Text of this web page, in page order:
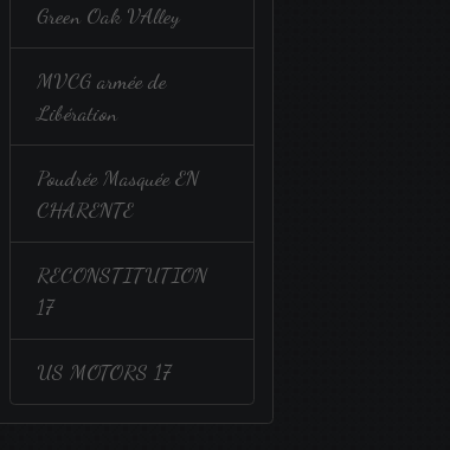
Green Oak VAlley
MVCG armée de
Libération
Poudrée Masquée EN
CHARENTE
RECONSTITUTION
17
US MOTORS 17